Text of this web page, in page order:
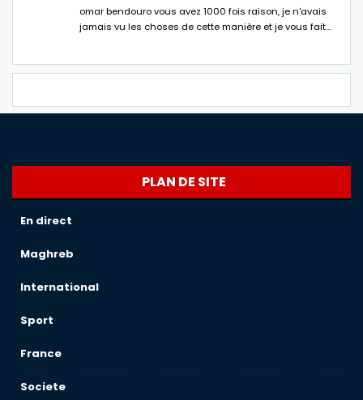
omar bendouro vous avez 1000 fois raison, je n'avais
jamais vu les choses de cette manière et je vous fait…
PLAN DE SITE
En direct
Maghreb
International
Sport
France
Societe